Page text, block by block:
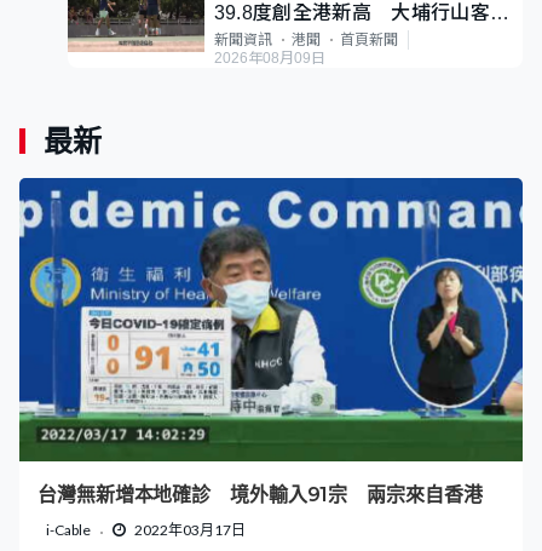
39.8度創全港新高 大埔行山客中
暑不治
新聞資訊 港聞
首頁新聞
2026年08月09日
最新
台灣無新增本地確診 境外輸入91宗 兩宗來自香港
i-Cable 2022年03月17日